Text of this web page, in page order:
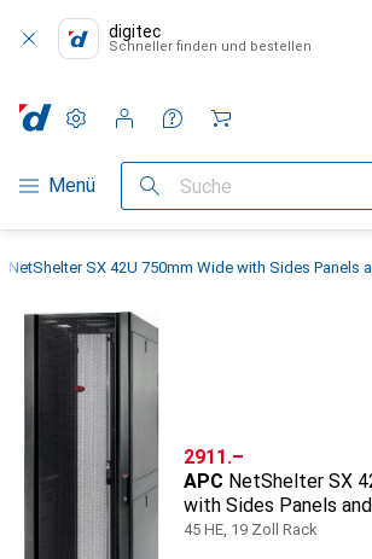
digitec
Schneller finden und bestellen
Navigation nach Kategorien
Menü Suche
Einstellungen
Kundenkonto
Vergleichslisten
Merklisten
Warenkorb
NetShelter SX 42U 750mm Wide with Sides Panels
CHF
2911.–
APC NetShelter SX
with Sides Panels
45 HE, 19 Zoll Rack